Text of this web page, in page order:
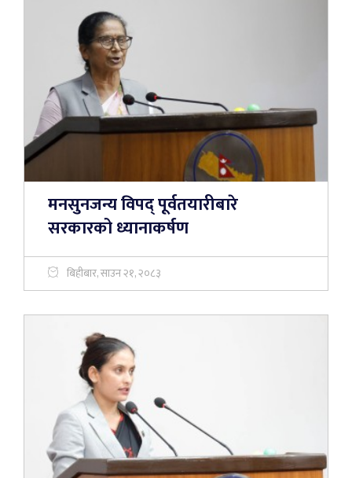
मनसुनजन्य विपद् पूर्वतयारीबारे
सरकारको ध्यानाकर्षण
बिहीबार, साउन २१, २०८३